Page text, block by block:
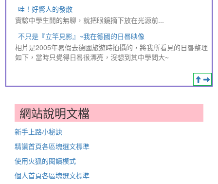
哇！好驚人的發散
實驗中學生閒的無聊，就把眼鏡摘下放在光源前...
不只是『立竿見影』~我在德國的日晷映像
相片是2005年暑假去德國旅遊時拍攝的，將我所看見的日晷整理
如下，當時只覺得日晷很漂亮，沒想到其中學問大~
網站說明文檔
新手上路小秘訣
精讚首頁各區塊選文標準
使用火狐的閱讀模式
個人首頁各區塊選文標準